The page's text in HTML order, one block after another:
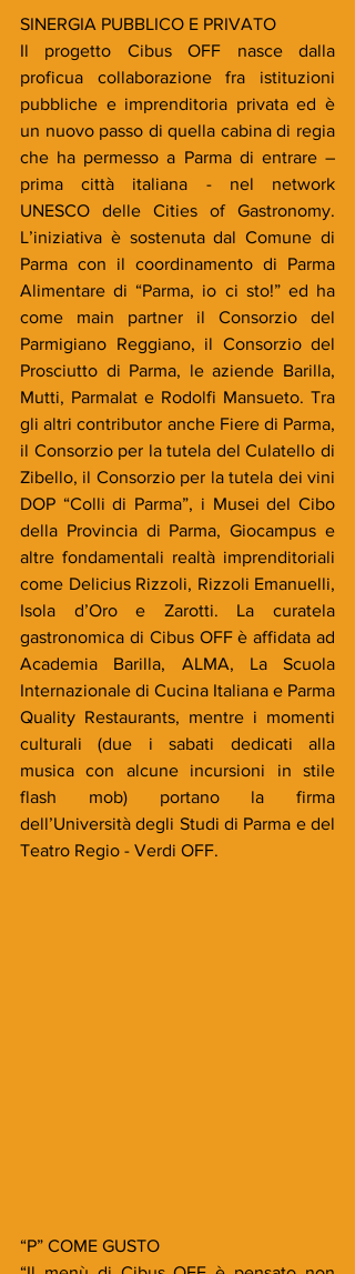
SINERGIA PUBBLICO E PRIVATO
Il progetto Cibus OFF nasce dalla
proficua collaborazione fra istituzioni
pubbliche e imprenditoria privata ed è
un nuovo passo di quella cabina di regia
che ha permesso a Parma di entrare –
prima città italiana - nel network
UNESCO delle Cities of Gastronomy.
L’iniziativa è sostenuta dal Comune di
Parma con il coordinamento di Parma
Alimentare di “Parma, io ci sto!” ed ha
come main partner il Consorzio del
Parmigiano Reggiano, il Consorzio del
Prosciutto di Parma, le aziende Barilla,
Mutti, Parmalat e Rodolfi Mansueto. Tra
gli altri contributor anche Fiere di Parma,
il Consorzio per la tutela del Culatello di
Zibello, il Consorzio per la tutela dei vini
DOP “Colli di Parma”, i Musei del Cibo
della Provincia di Parma, Giocampus e
altre fondamentali realtà imprenditoriali
come Delicius Rizzoli, Rizzoli Emanuelli,
Isola d’Oro e Zarotti. La curatela
gastronomica di Cibus OFF è affidata ad
Academia Barilla, ALMA, La Scuola
Internazionale di Cucina Italiana e Parma
Quality Restaurants, mentre i momenti
culturali (due i sabati dedicati alla
musica con alcune incursioni in stile
flash mob) portano la firma
dell’Università degli Studi di Parma e del
Teatro Regio - Verdi OFF.
“P” COME GUSTO